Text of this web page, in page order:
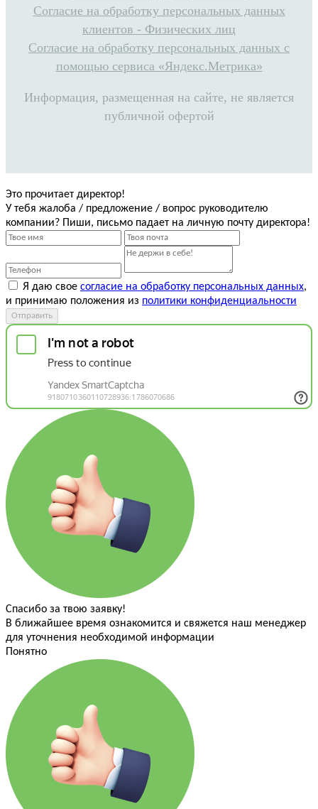
Согласие на обработку персональных данных
клиентов - Физических лиц
Согласие на обработку персональных данных с
помощью сервиса «Яндекс.Метрика»
Информация, размещенная на сайте, не является
публичной офертой
Это прочитает директор!
У тебя жалоба / предложение / вопрос руководителю
компании? Пиши, письмо падает на личную почту директора!
Я даю свое согласие на обработку персональных данных,
и принимаю положения из политики конфиденциальности
Отправить
Спасибо за твою заявку!
В ближайшее время ознакомится и свяжется наш менеджер
для уточнения необходимой информации
Понятно